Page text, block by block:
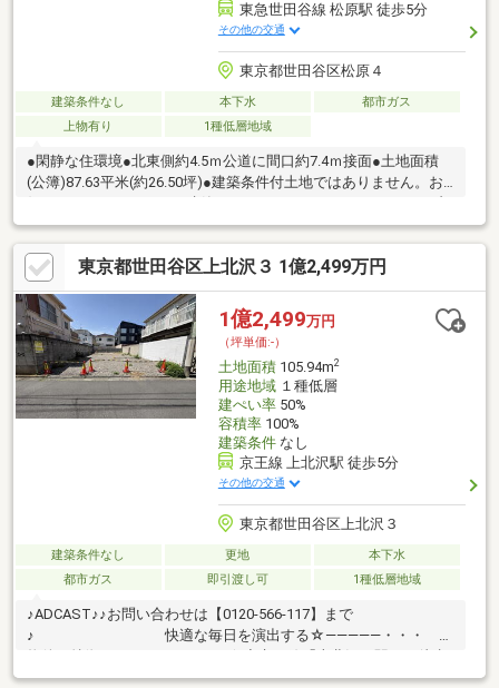
東急世田谷線 松原駅 徒歩5分
その他の交通
東京都世田谷区松原４
建築条件なし 本下水
都市ガス
上物有り
1種低層地域
●閑静な住環境●北東側約4.5ｍ公道に間口約7.4ｍ接面●土地面積
(公簿)87.63平米(約26.50坪)●建築条件付土地ではありません。お
ンイレブン世田谷松原駅前店…約400ｍ(徒歩5分)●オオゼキ松原
店…約340ｍ(徒歩5分)●まいばすけっと松原駅前店…約460ｍ(徒歩6
分)●ココカラファイン松原店…約360ｍ(徒歩5分)●世田谷赤堤二郵
便局…約320ｍ(徒歩4分)●赤松公園…約400ｍ(徒歩5分)●区立松沢小
学校…約670ｍ(徒歩9分)●区立松沢中学校…約1，170ｍ(徒歩15分)
東京都世田谷区上北沢３ 1億2,499万円
1億2,499万円
（坪単価:-）
土地面積105.94m2
用途地域１種低層
建ぺい率50%
容積率100%
建築条件なし
京王線 上北沢駅 徒歩5分
その他の交通
東京都世田谷区上北沢３
建築条件なし 更地
本下水
都市ガス
即引渡し可 1種低層地域
♪ADCAST♪♪お問い合わせは【0120-566-117】まで
♪ 快適な毎日を演出する☆―――――・・・
分・「桜上水」駅も徒歩9分で使える2駅利用可能◆小・中学校ま